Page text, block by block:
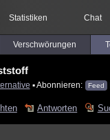
Statistiken Chat
Verschwörungen
▪ Abonnieren: Feed
Antworten